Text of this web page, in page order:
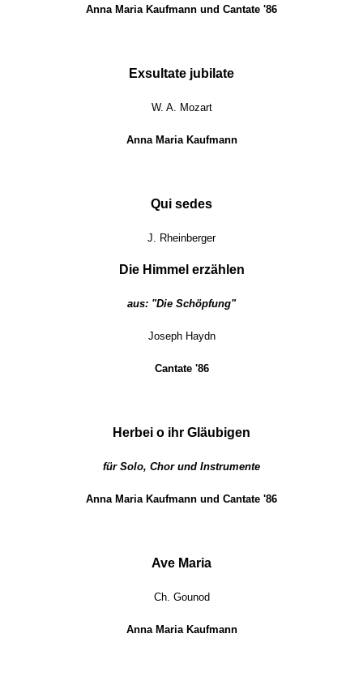
Anna Maria Kaufmann und Cantate '86
Exsultate jubilate
W. A. Mozart
Anna Maria Kaufmann
Qui sedes
J. Rheinberger
Die Himmel erzählen
aus: "Die Schöpfung"
Joseph Haydn
Cantate '86
Herbei o ihr Gläubigen
für Solo, Chor und Instrumente
Anna Maria Kaufmann und Cantate '86
Ave Maria
Ch. Gounod
Anna Maria Kaufmann